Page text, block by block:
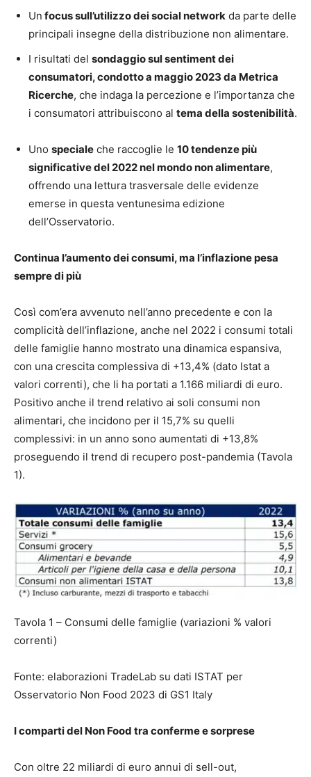
Un focus sull’utilizzo dei social network da parte delle
principali insegne della distribuzione non alimentare.
I risultati del sondaggio sul sentiment dei
consumatori, condotto a maggio 2023 da Metrica
Ricerche, che indaga la percezione e l’importanza che
i consumatori attribuiscono al tema della sostenibilità.
Uno speciale che raccoglie le 10 tendenze più
significative del 2022 nel mondo non alimentare,
offrendo una lettura trasversale delle evidenze
emerse in questa ventunesima edizione
dell’Osservatorio.
Continua l’aumento dei consumi, ma l’inflazione pesa
sempre di più
Così com’era avvenuto nell’anno precedente e con la
complicità dell’inflazione, anche nel 2022 i consumi totali
delle famiglie hanno mostrato una dinamica espansiva,
con una crescita complessiva di +13,4% (dato Istat a
valori correnti), che li ha portati a 1.166 miliardi di euro.
Positivo anche il trend relativo ai soli consumi non
alimentari, che incidono per il 15,7% su quelli
complessivi: in un anno sono aumentati di +13,8%
proseguendo il trend di recupero post-pandemia (Tavola
1).
Tavola 1 – Consumi delle famiglie (variazioni % valori
correnti)
Fonte: elaborazioni TradeLab su dati ISTAT per
Osservatorio Non Food 2023 di GS1 Italy
I comparti del Non Food tra conferme e sorprese
Con oltre 22 miliardi di euro annui di sell-out,